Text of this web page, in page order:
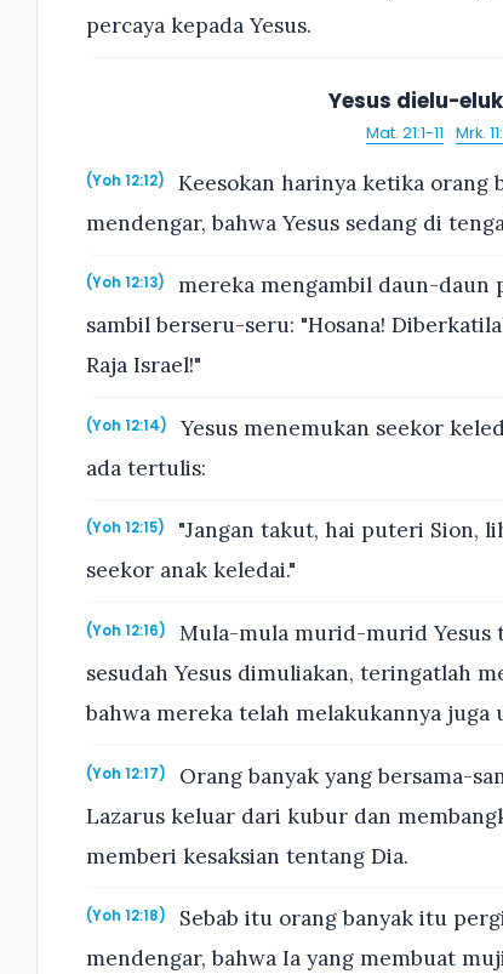
percaya kepada Yesus.
Yesus dielu-
Mat. 21:1-11 · Mrk.
(Yoh 12:12)
Keesokan harinya ketika orang
mendengar, bahwa Yesus sedang di
(Yoh 12:13)
mereka mengambil daun-daun
sambil berseru-seru: "Hosana!
Raja Israel!"
(Yoh 12:14)
Yesus menemukan seekor
ada tertulis:
(Yoh 12:15)
"Jangan takut, hai puteri Sion,
seekor anak keledai."
(Yoh 12:16)
Mula-mula murid-murid Yesus
sesudah Yesus dimuliakan, teringatlah
bahwa mereka telah melakukannya juga
(Yoh 12:17)
Orang banyak yang bersama-
Lazarus keluar dari kubur dan
memberi kesaksian tentang Dia.
(Yoh 12:18)
Sebab itu orang banyak itu
mendengar, bahwa Ia yang membuat